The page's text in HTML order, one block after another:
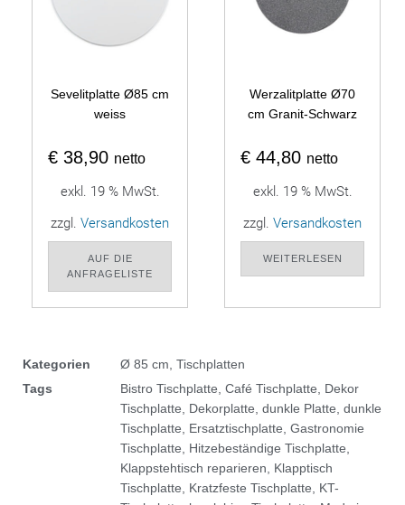
Sevelitplatte Ø85 cm
weiss
€ 38,90 netto
exkl. 19 % MwSt.
zzgl. Versandkosten
AUF DIE
ANFRAGELISTE
Werzalitplatte Ø70
cm Granit-Schwarz
€ 44,80 netto
exkl. 19 % MwSt.
zzgl. Versandkosten
WEITERLESEN
Kategorien Ø 85 cm Tischplatten
Tags
Bistro Tischplatte Café Tischplatte
Dekor
Tischplatte
Dekorplatte dunkle Platte dunkle
Tischplatte
Ersatztischplatte Gastronomie
Tischplatte
Hitzebeständige Tischplatte
Klappstehtisch reparieren
Klapptisch
Tischplatte
Kratzfeste Tischplatte
KT-